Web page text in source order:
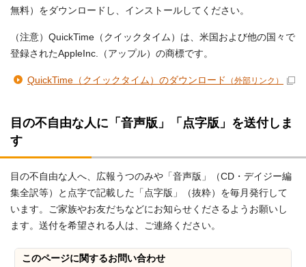
無料）をダウンロードし、インストールしてください。
（注意）QuickTime（クイックタイム）は、米国および他の国々で
登録されたAppleInc.（アップル）の商標です。
QuickTime（クイックタイム）のダウンロード （外部リンク）
目の不自由な人に「音声版」「点字版」を送付しま
す
目の不自由な人へ、広報うつのみや「音声版」（CD・デイジー編
集全訳等）と点字で記載した「点字版」（抜粋）を毎月発行して
います。ご家族やお友だちなどにお知らせくださるようお願いし
ます。送付を希望される人は、ご連絡ください。
このページに関するお問い合わせ